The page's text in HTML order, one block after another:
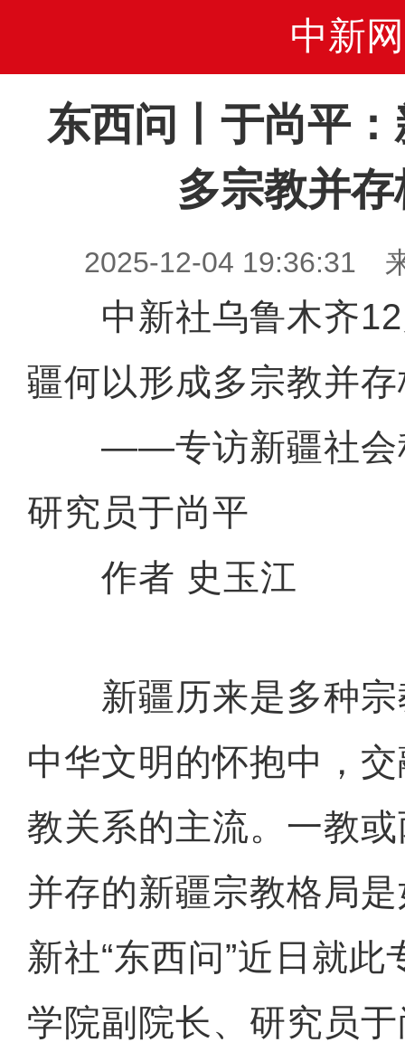
中新网
东西问丨于尚平
多宗教并
2025-12-04 19:36:31
中新社乌鲁木齐12
疆何以形成多宗教并
——专访新疆社会
研究员于尚平
作者 史玉江
新疆历来是多种宗
中华文明的怀抱中，
教关系的主流。一教
并存的新疆宗教格局
新社“东西问”近日就
学院副院长、研究员